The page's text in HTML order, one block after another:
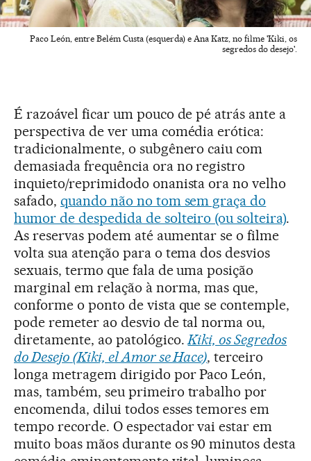
Paco León, entre Belém Custa (esquerda) e Ana Katz, no filme 'Kiki, os
segredos do desejo'.
É razoável ficar um pouco de pé atrás ante a
perspectiva de ver uma comédia erótica:
tradicionalmente, o subgênero caiu com
demasiada frequência ora no registro
inquieto/reprimidodo onanista ora no velho
safado, quando não no tom sem graça do
humor de despedida de solteiro (ou solteira).
As reservas podem até aumentar se o filme
volta sua atenção para o tema dos desvios
sexuais, termo que fala de uma posição
marginal em relação à norma, mas que,
conforme o ponto de vista que se contemple,
pode remeter ao desvio de tal norma ou,
diretamente, ao patológico.Kiki, os Segredos
do Desejo (Kiki, el Amor se Hace), terceiro
longa metragem dirigido por Paco León,
mas, também, seu primeiro trabalho por
encomenda, dilui todos esses temores em
tempo recorde. O espectador vai estar em
muito boas mãos durante os 90 minutos desta